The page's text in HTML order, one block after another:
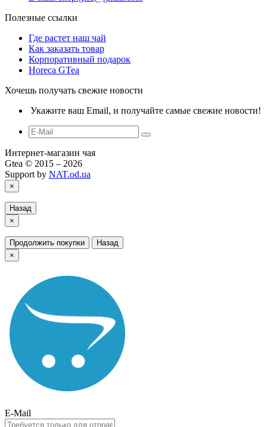
Полезные ссылки
Где растет наш чай
Как заказать товар
Корпоративный подарок
Horeca GTea
Хочешь получать свежие новости
Укажите ваш Email, и получайте самые свежие новости!
Интернет-магазин чая
Gtea © 2015 – 2026
Support by NAT.od.ua
×
Назад
×
Продолжить покупки
Назад
×
E-Mail